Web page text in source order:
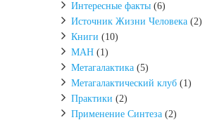
Интересные факты (6)
Источник Жизни Человека (2)
Книги (10)
МАН (1)
Метагалактика (5)
Метагалактический клуб (1)
Практики (2)
Применение Синтеза (2)